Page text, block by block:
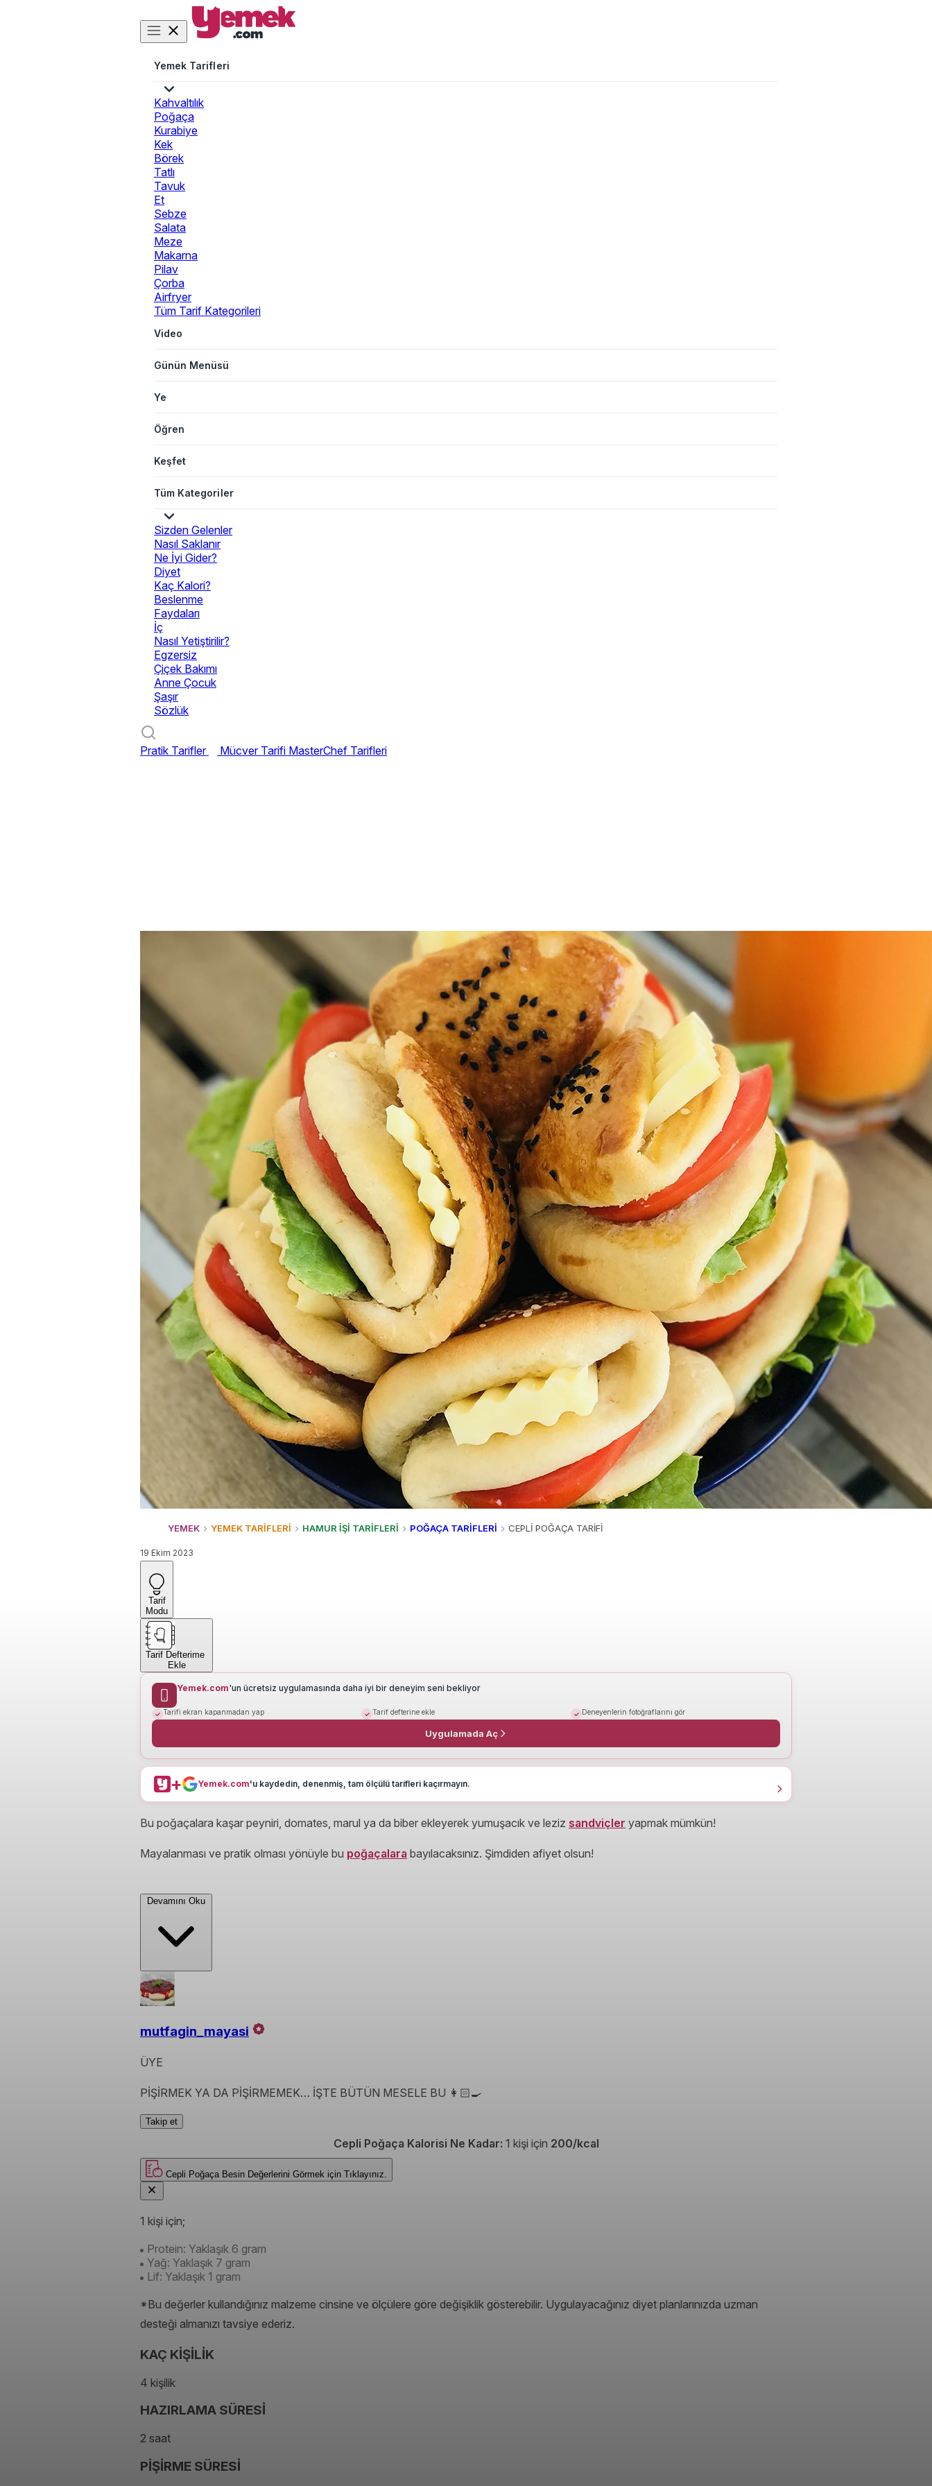
Yemek Tarifleri
Kahvaltılık
Poğaça
Kurabiye
Kek
Börek
Tatlı
Tavuk
Et
Sebze
Salata
Meze
Makarna
Pilav
Çorba
Airfryer
Tüm Tarif Kategorileri
Video
Günün Menüsü
Ye
Öğren
Keşfet
Tüm Kategoriler
Sizden Gelenler
Nasıl Saklanır
Ne İyi Gider?
Diyet
Kaç Kalori?
Beslenme
Faydaları
İç
Nasıl Yetiştirilir?
Egzersiz
Çiçek Bakımı
Anne Çocuk
Şaşır
Sözlük
Pratik Tarifler Mücver Tarifi MasterChef Tarifleri
YEMEK YEMEK TARİFLERİ HAMUR İŞİ TARİFLERİ POĞAÇA TARİFLERİ CEPLİ POĞAÇA TARİFİ
19 Ekim 2023
Tarif
Modu
Tarif Defterime
Ekle
Yemek.com'un ücretsiz uygulamasında daha iyi bir deneyim seni bekliyor
Tarifi ekran kapanmadan yap Tarif defterine ekle Deneyenlerin fotoğraflarını gör
Uygulamada Aç
+ Yemek.com'u kaydedin, denenmiş, tam ölçülü tarifleri kaçırmayın.
Bu poğaçalara kaşar peyniri, domates, marul ya da biber ekleyerek yumuşacık ve leziz sandviçler yapmak mümkün!
Mayalanması ve pratik olması yönüyle bu poğaçalara bayılacaksınız. Şimdiden afiyet olsun!
Devamını Oku
mutfagin_mayasi
ÜYE
PİŞİRMEK YA DA PİŞİRMEMEK… İŞTE BÜTÜN MESELE BU 👩🏻‍🍳
Takip et
Cepli Poğaça Kalorisi Ne Kadar: 1 kişi için 200/kcal
Cepli Poğaça Besin Değerlerini Görmek için Tıklayınız.
1 kişi için;
Protein: Yaklaşık 6 gram
Yağ: Yaklaşık 7 gram
Lif: Yaklaşık 1 gram
*Bu değerler kullandığınız malzeme cinsine ve ölçülere göre değişiklik gösterebilir. Uygulayacağınız diyet planlarınızda uzman
desteği almanızı tavsiye ederiz.
KAÇ KİŞİLİK
4 kişilik
HAZIRLAMA SÜRESİ
2 saat
PİŞİRME SÜRESİ